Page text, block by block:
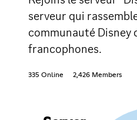
serveur qui
communauté Disney
francophones.
335 Online 2,426 Members